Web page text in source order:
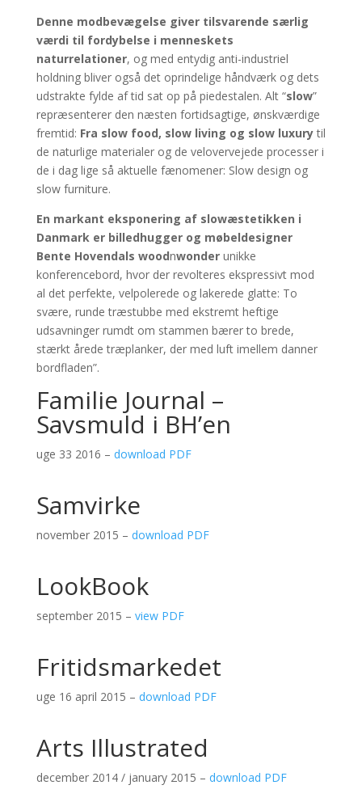
Denne modbevægelse giver tilsvarende særlig
værdi til fordybelse i menneskets
naturrelationer, og med entydig anti-industriel
holdning bliver også det oprindelige håndværk og dets
udstrakte fylde af tid sat op på piedestalen. Alt “slow”
repræsenterer den næsten fortidsagtige, ønskværdige
fremtid: Fra slow food, slow living og slow luxurytil
de naturlige materialer og de velovervejede processer i
de i dag lige så aktuelle fænomener: Slow design og
slow furniture.
En markant eksponering af slowæstetikken i
Danmark er billedhugger og møbeldesigner
Bente Hovendals woodnwonderunikke
konferencebord, hvor der revolteres ekspressivt mod
al det perfekte, velpolerede og lakerede glatte: To
svære, runde træstubbe med ekstremt heftige
udsavninger rumdt om stammen bærer to brede,
stærkt årede træplanker, der med luft imellem danner
bordfladen”.
Familie Journal –
Savsmuld i BH’en
uge 33 2016 – download PDF
Samvirke
november 2015 – download PDF
LookBook
september 2015 – view PDF
Fritidsmarkedet
uge 16 april 2015 – download PDF
Arts Illustrated
december 2014 / january 2015 – download PDF